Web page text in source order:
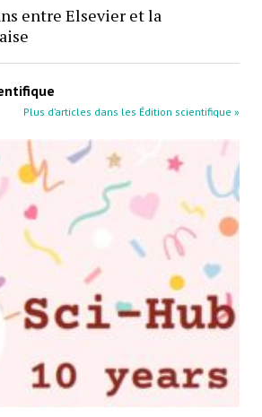
entre Elsevier et la
Plus d’articles dans les Édition scientifique »